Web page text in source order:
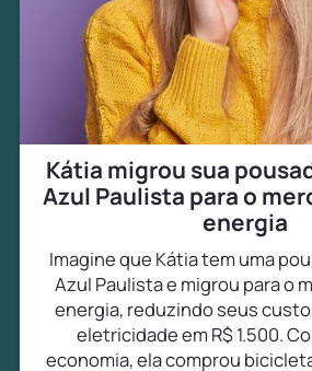
Kátia migrou sua
Azul Paulista para o
energia
Imagine que Kátia tem uma
Azul Paulista e migrou para o
energia, reduzindo seus
eletricidade em R$ 1.500.
economia, ela comprou